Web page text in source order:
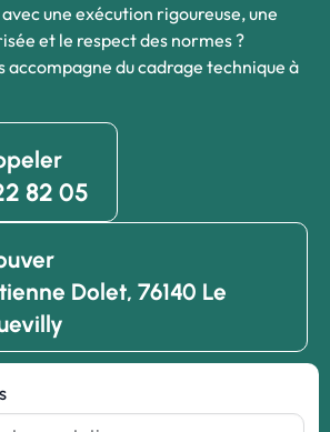
une exécution rigoureuse, une
et le respect des normes ?
accompagne du cadrage technique à
82 05
Dolet, 76140 Le